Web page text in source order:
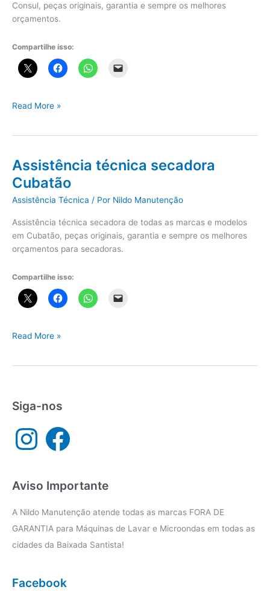
Consul, peças originais, garantia e sempre os melhores
orçamentos.
Compartilhe isso:
Assistência
Read More »
Assistência técnica secadora
Cubatão
Assistência Técnica / Por Nildo Manutenção
Assistência técnica secadora de todas as marcas e modelos
em Cubatão, peças originais, garantia e sempre os melhores
orçamentos para secadoras.
Compartilhe isso:
Assistência
Read More »
Siga-nos
n
a
m
a
c
Aviso Importante
A Nildo Manutenção atende todas as marcas FORA DE
GARANTIA para Máquinas de Lavar e Microondas em todas as
cidades da Baixada Santista!
Facebook